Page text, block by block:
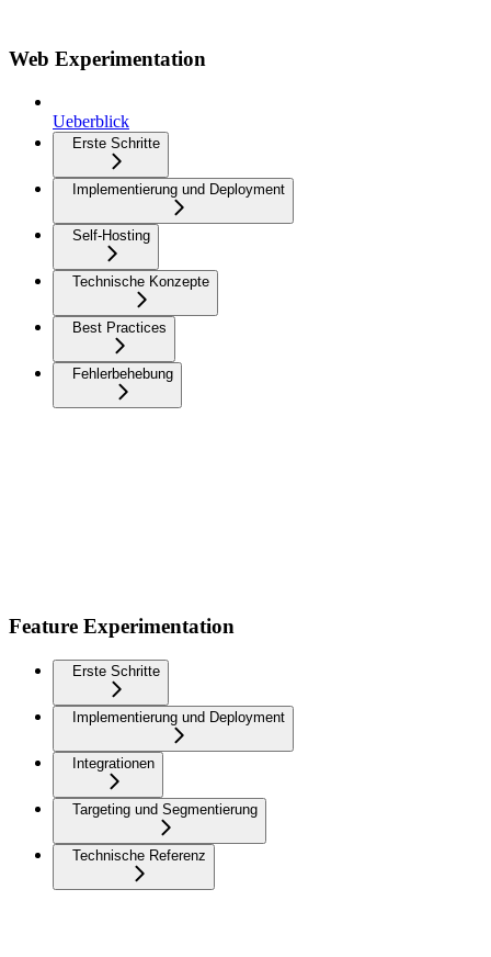
Web Experimentation
Ueberblick
Erste Schritte
Implementierung und Deployment
Self-Hosting
Technische Konzepte
Best Practices
Fehlerbehebung
Feature Experimentation
Erste Schritte
Implementierung und Deployment
Integrationen
Targeting und Segmentierung
Technische Referenz